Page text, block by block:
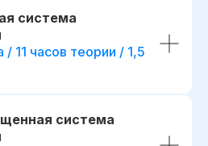
система
11 часов теории / 1,5
система